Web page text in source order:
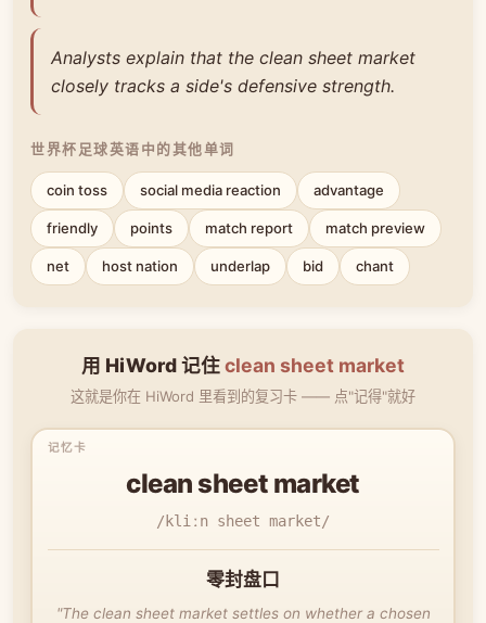
Analysts explain that the clean sheet market
closely tracks a side's defensive strength.
世界杯足球英语中的其他单词
coin toss social media reaction advantage
friendly points match report match preview
net host nation underlap bid chant
用 HiWord 记住clean sheet market
这就是你在 HiWord 里看到的复习卡 —— 点"记得"就好
clean sheet market
/kliːn sheet market/
零封盘口
"The clean sheet market settles on whether a chosen